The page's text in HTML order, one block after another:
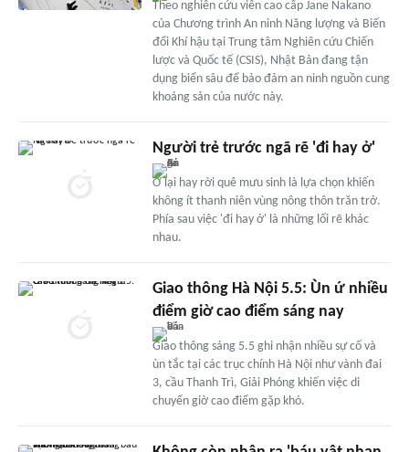
Theo nghiên cứu viên cao cấp Jane Nakano
của Chương trình An ninh Năng lượng và Biến
đổi Khí hậu tại Trung tâm Nghiên cứu Chiến
lược và Quốc tế (CSIS), Nhật Bản đang tận
dụng biển sâu để bảo đảm an ninh nguồn cung
khoáng sản của nước này.
Người trẻ trước ngã rẽ 'đi hay ở'
Ở lại hay rời quê mưu sinh là lựa chọn khiến
không ít thanh niên vùng nông thôn trăn trở.
Phía sau việc 'đi hay ở' là những lối rẽ khác
nhau.
Giao thông Hà Nội 5.5: Ùn ứ nhiều
điểm giờ cao điểm sáng nay
Giao thông sáng 5.5 ghi nhận nhiều sự cố và
ùn tắc tại các trục chính Hà Nội như vành đai
3, cầu Thanh Trì, Giải Phóng khiến việc di
chuyển giờ cao điểm gặp khó.